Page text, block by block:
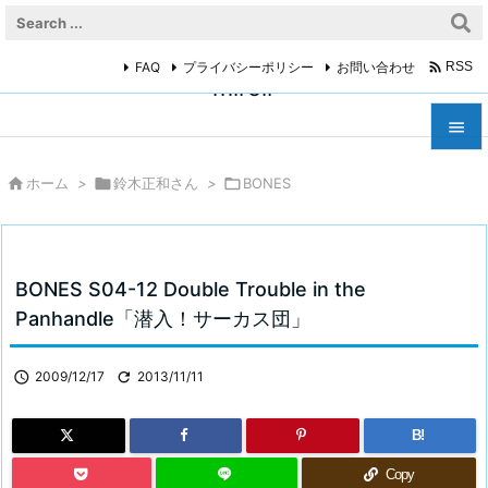
miroir



検索
FAQ プライバシーポリシー お問い合わせ  RSS
 ホーム > 鈴木正和さん > BONES
BONES S04-12 Double Trouble in the
Panhandle「潜入！サーカス団」
 2009/12/17  2013/11/11
B!
Copy